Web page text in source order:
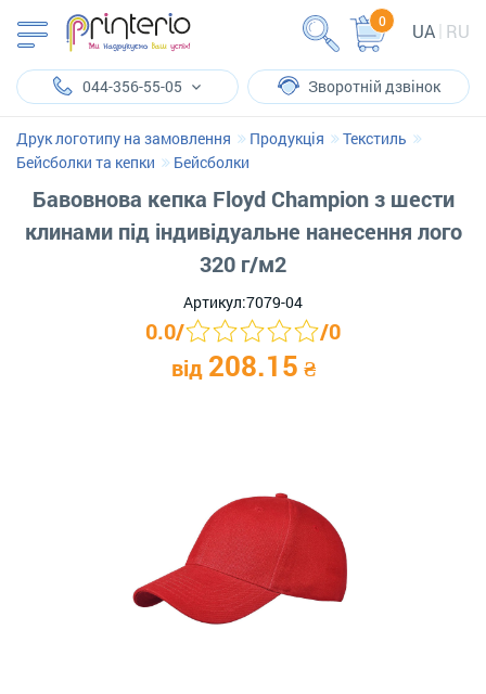
UA RU
0
044-356-55-05 Зворотній дзвінок
Друк логотипу на замовлення Продукція
Текстиль
Бейсболки та кепки
Бейсболки
Бавовнова кепка Floyd Champion з шести
клинами під індивідуальне нанесення лого
320 г/м2
Артикул:7079-04
0.0/ /0
від 208.15 ₴